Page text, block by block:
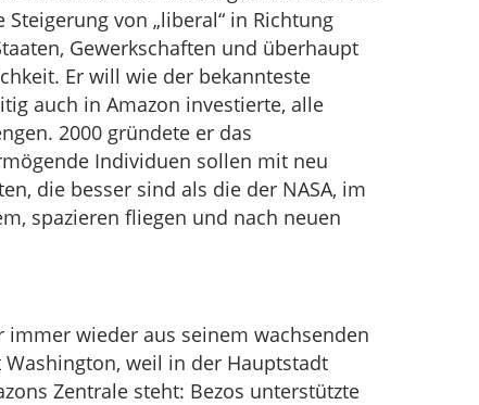
zu
regeln.
von „liberal“ in Richtung
Gewerkschaften und überhaupt
Er will wie der bekannteste
auch in Amazon investierte, alle
2000 gründete er das
Individuen sollen mit neu
die besser sind als die der NASA, im
spazieren fliegen und nach neuen
wieder aus seinem wachsenden
weil in der Hauptstadt
Zentrale steht: Bezos unterstützte